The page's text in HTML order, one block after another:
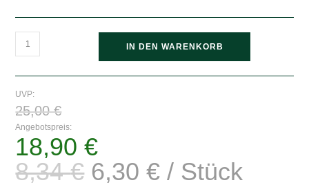
Hanfjack
Seeds
Der
Nebel-
Gleiter
-
3
Menge
IN DEN WARENKORB
UVP:
25,00€Preis
25,00 €
Angebotspreis:
18,90€Aktueller
18,90 €.
8,34€ 6,30€ / Stück